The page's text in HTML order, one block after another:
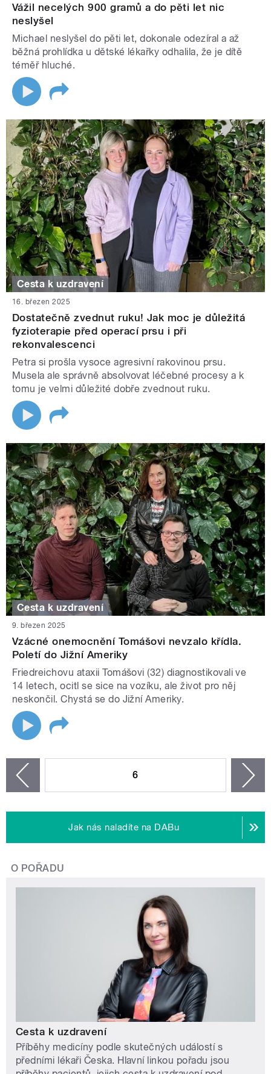
Vážil necelých 900 gramů a do pěti let nic
neslyšel
Michael neslyšel do pěti let, dokonale odezíral a až
běžná prohlídka u dětské lékařky odhalila, že je dítě
téměř hluché.
Cesta k uzdravení
16. březen 2025
Dostatečně zvednut ruku! Jak moc je důležitá
fyzioterapie před operací prsu i při
rekonvalescenci
Petra si prošla vysoce agresivní rakovinou prsu.
Musela ale správně absolvovat léčebné procesy a k
tomu je velmi důležité dobře zvednout ruku.
Cesta k uzdravení
9. březen 2025
Vzácné onemocnění Tomášovi nevzalo křídla.
Poletí do Jižní Ameriky
Friedreichovu ataxii Tomášovi (32) diagnostikovali ve
14 letech, ocitl se sice na vozíku, ale život pro něj
neskončil. Chystá se do Jižní Ameriky.
6
Jak nás naladíte na DABu
O POŘADU
Cesta k uzdravení
Příběhy medicíny podle skutečných událostí s
předními lékaři Česka. Hlavní linkou pořadu jsou